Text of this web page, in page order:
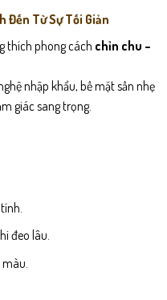
Đến Từ Sự Tối Giản
thích phong cách chỉn chu –
nhập khẩu, bề mặt sần nhẹ
giác sang trọng.
đeo lâu.